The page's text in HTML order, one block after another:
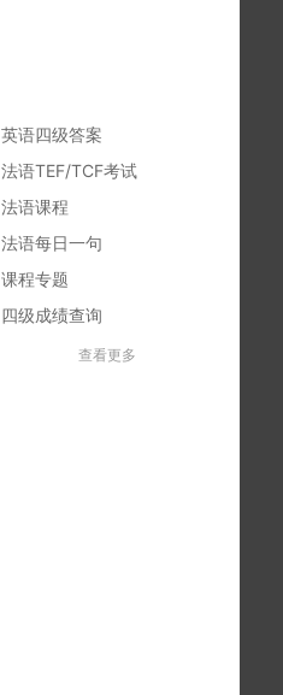
英语四级答案
法语TEF/TCF考试
法语课程
法语每日一句
课程专题
四级成绩查询
四六级成绩查询
查看更多